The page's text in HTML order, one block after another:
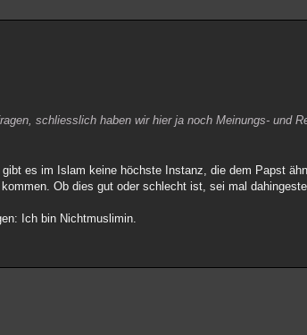
schliesslich haben wir hier ja noch Meinungs- und
es im Islam keine höchste Instanz, die dem Papst
Ob dies gut oder schlecht ist, sei mal
Ich bin Nichtmuslimin.